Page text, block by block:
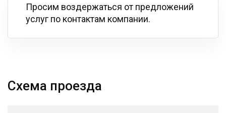
Просим воздержаться от предложений
услуг по контактам компании.
Схема проезда